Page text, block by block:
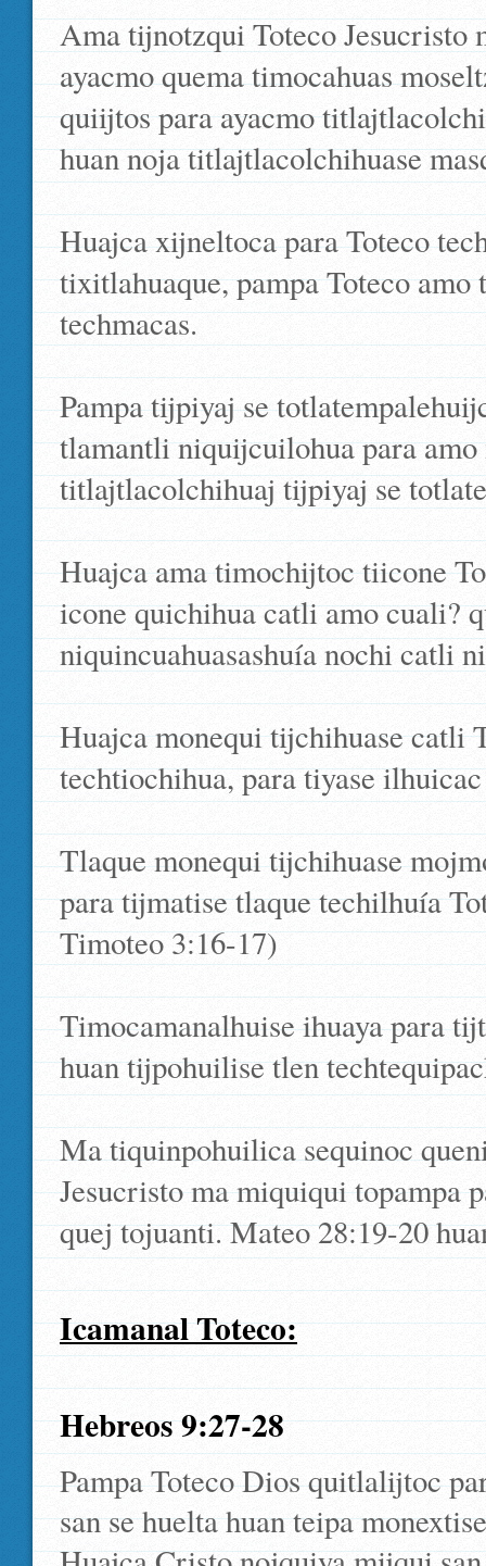
Ama tijnotzqui Toteco
ayacmo quema timocahuas
quiijtos para ayacmo
huan noja titlajtlacolchihuase
Huajca xijneltoca para Toteco
tixitlahuaque, pampa Toteco
techmacas.
Pampa tijpiyaj se
tlamantli niquijcuilohua para
titlajtlacolchihuaj tijpiyaj se
Huajca ama timochijtoc tiicone
icone quichihua catli amo cuali?
niquincuahuasashuía nochi catli
Huajca monequi tijchihuase catli
techtiochihua, para tiyase
Tlaque monequi tijchihuase
para tijmatise tlaque techilhuía
Timoteo 3:16-17)
Timocamanalhuise ihuaya para
huan tijpohuilise tlen
Ma tiquinpohuilica sequinoc
Jesucristo ma miquiqui topampa
quej tojuanti. Mateo 28:19-20
Icamanal Toteco:
Hebreos 9:27-28
Pampa Toteco Dios quitlalijtoc
san se huelta huan teipa